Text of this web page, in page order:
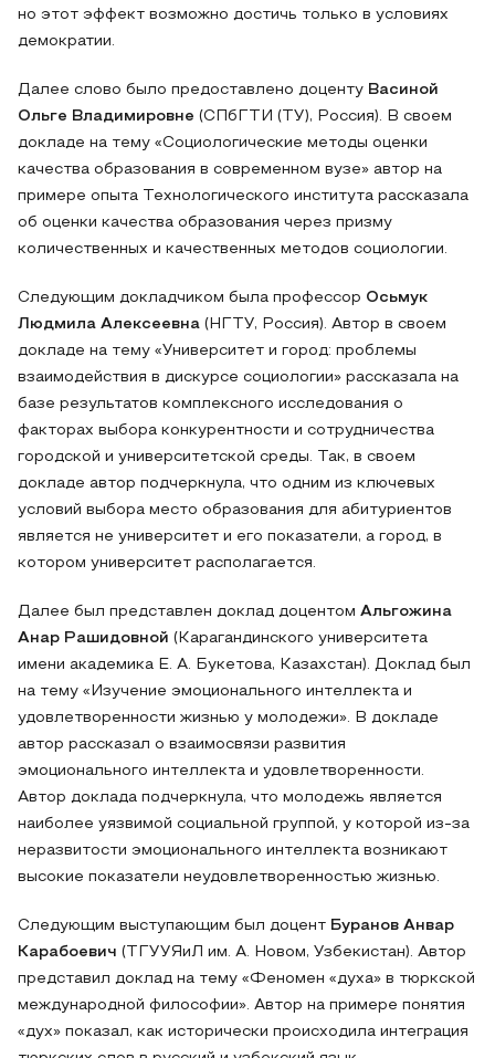
но этот эффект возможно достичь только в условиях
демократии.
Далее слово было предоставлено доценту Васиной
Ольге Владимировне (СПбГТИ (ТУ), Россия). В своем
докладе на тему «Социологические методы оценки
качества образования в современном вузе» автор на
примере опыта Технологического института рассказала
об оценки качества образования через призму
количественных и качественных методов социологии.
Следующим докладчиком была профессор Осьмук
Людмила Алексеевна (НГТУ, Россия). Автор в своем
докладе на тему «Университет и город: проблемы
взаимодействия в дискурсе социологии» рассказала на
базе результатов комплексного исследования о
факторах выбора конкурентности и сотрудничества
городской и университетской среды. Так, в своем
докладе автор подчеркнула, что одним из ключевых
условий выбора место образования для абитуриентов
является не университет и его показатели, а город, в
котором университет располагается.
Далее был представлен доклад доцентом Альгожина
Анар Рашидовной (Карагандинского университета
имени академика Е. А. Букетова, Казахстан). Доклад был
на тему «Изучение эмоционального интеллекта и
удовлетворенности жизнью у молодежи». В докладе
автор рассказал о взаимосвязи развития
эмоционального интеллекта и удовлетворенности.
Автор доклада подчеркнула, что молодежь является
наиболее уязвимой социальной группой, у которой из-за
неразвитости эмоционального интеллекта возникают
высокие показатели неудовлетворенностью жизнью.
Следующим выступающим был доцент Буранов Анвар
Карабоевич (ТГУУЯиЛ им. А. Новом, Узбекистан). Автор
представил доклад на тему «Феномен «духа» в тюркской
международной философии». Автор на примере понятия
«дух» показал, как исторически происходила интеграция